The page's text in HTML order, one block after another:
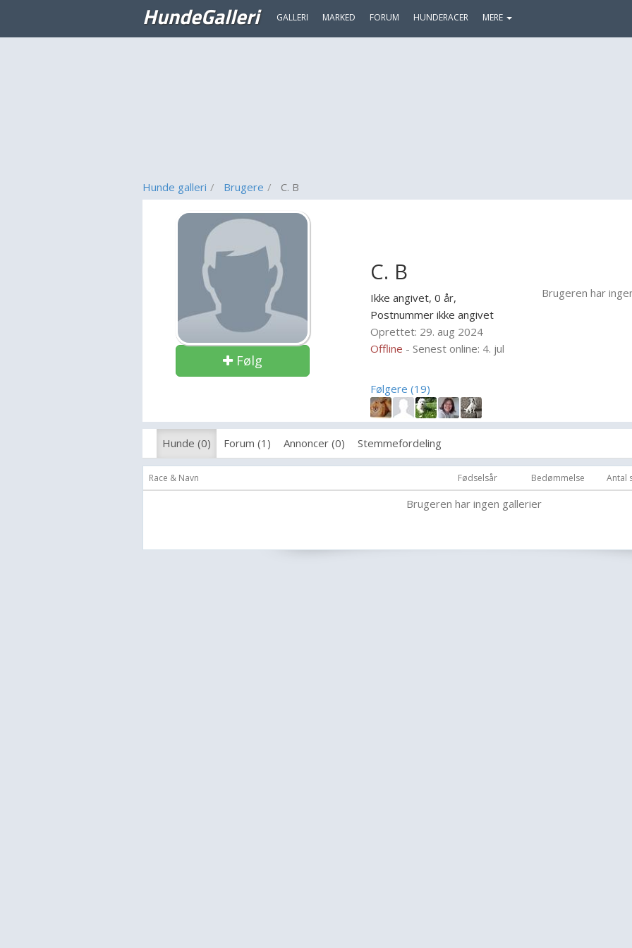
HundeGalleri GALLERI MARKED FORUM HUNDERACER MERE
Hunde galleri Brugere C. B
Følg
C. B
Ikke angivet, 0 år,
Postnummer ikke angivet
Oprettet: 29. aug 2024
Offline - Senest online: 4. jul
Følgere (19)
Brugeren har
Hunde (0) Forum (1) Annoncer (0) Stemmefordeling
Race & Navn Fødselsår Bedømmelse Antal
Brugeren har ingen gallerier